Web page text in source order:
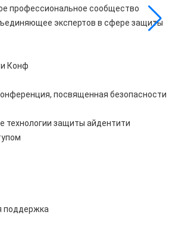
профессиональное сообщество
экспертов в сфере защиты
Конф
посвященная безопасности
технологии защиты айдентити
поддержка